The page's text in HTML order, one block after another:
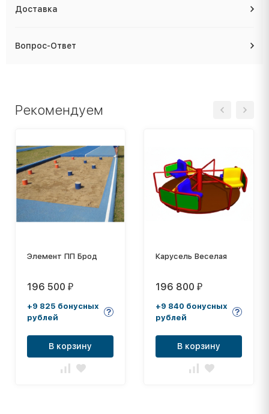
Доставка
Вопрос-Ответ
Рекомендуем
Элемент ПП Брод
196 500 ₽
+9 825 бонусных
рублей
В корзину
Карусель Веселая
196 800 ₽
+9 840 бонусных
рублей
В корзину